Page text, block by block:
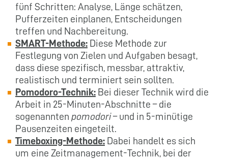
fünf Schritten: Analyse, Länge schätzen,
Pufferzeiten einplanen, Entscheidungen
treffen und Nachbereitung.
SMART-Methode: Diese Methode zur
Festlegung von Zielen und Aufgaben besagt,
dass diese spezifisch, messbar, attraktiv,
realistisch und terminiert sein sollten.
Pomodoro-Technik: Bei dieser Technik wird die
Arbeit in 25-Minuten-Abschnitte – die
sogenannten pomodori– und in 5-minütige
Pausenzeiten eingeteilt.
Timeboxing-Methode: Dabei handelt es sich
um eine Zeitmanagement-Technik, bei der